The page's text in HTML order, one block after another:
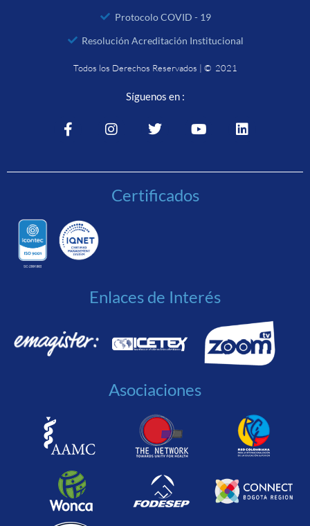
Protocolo COVID - 19
Resolución Acreditación Institucional
Todos los Derechos Reservados | © 2021
Síguenos en :
Certificados
Enlaces de Interés
Asociaciones